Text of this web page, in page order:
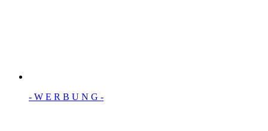
- W Ε R Β U Ν G -